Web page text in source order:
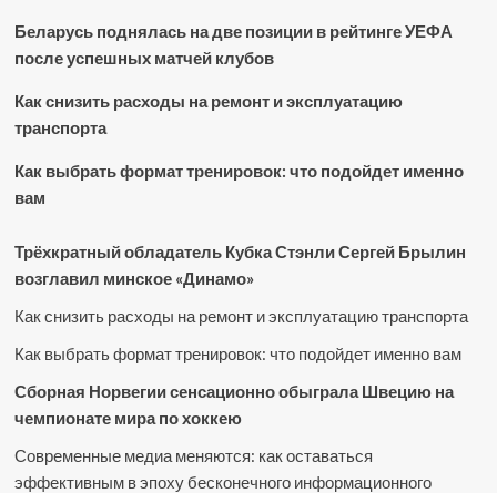
Беларусь поднялась на две позиции в рейтинге УЕФА
после успешных матчей клубов
Как снизить расходы на ремонт и эксплуатацию
транспорта
Как выбрать формат тренировок: что подойдет именно
вам
Трёхкратный обладатель Кубка Стэнли Сергей Брылин
возглавил минское «Динамо»
Как снизить расходы на ремонт и эксплуатацию транспорта
Как выбрать формат тренировок: что подойдет именно вам
Сборная Норвегии сенсационно обыграла Швецию на
чемпионате мира по хоккею
Современные медиа меняются: как оставаться
эффективным в эпоху бесконечного информационного